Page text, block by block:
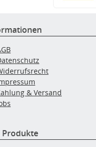
& Versand
Produkte